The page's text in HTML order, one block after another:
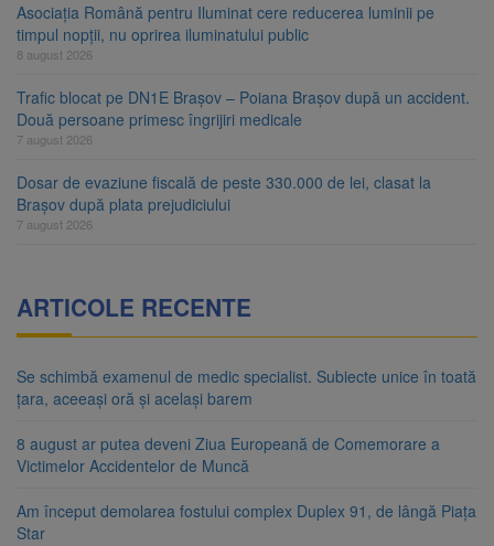
Asociația Română pentru Iluminat cere reducerea luminii pe
timpul nopții, nu oprirea iluminatului public
8 august 2026
Trafic blocat pe DN1E Brașov – Poiana Brașov după un accident.
Două persoane primesc îngrijiri medicale
7 august 2026
Dosar de evaziune fiscală de peste 330.000 de lei, clasat la
Brașov după plata prejudiciului
7 august 2026
ARTICOLE RECENTE
Se schimbă examenul de medic specialist. Subiecte unice în toată
țara, aceeași oră și același barem
8 august ar putea deveni Ziua Europeană de Comemorare a
Victimelor Accidentelor de Muncă
Am început demolarea fostului complex Duplex 91, de lângă Piața
Star